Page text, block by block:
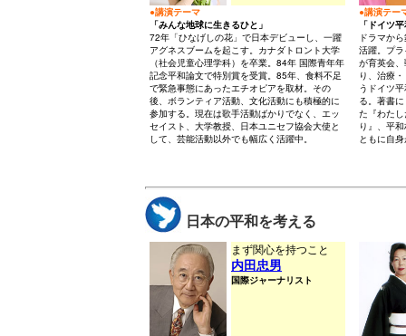
●講演テーマ
「みんな地球に生きるひと」
72年「ひなげしの花」で日本デビューし、一躍
アグネスブームを起こす。カナダトロント大学
（社会児童心理学科）を卒業。84年 国際青年年
記念平和論文で特別賞を受賞。85年、食料不足
で緊急事態にあったエチオピアを取材。その
後、ボランティア活動、文化活動にも積極的に
参加する。現在は歌手活動ばかりでなく、エッ
セイスト、大学教授、日本ユニセフ協会大使と
して、芸能活動以外でも幅広く活躍中。
●講演テー
「ドイツ
ドラマか
活躍。プ
が育英会
り、治療
うドイツ
る。著書
た『わた
り』、平
ともに自
日本の平和を考える
まず関心を持つこと
内田忠男
国際ジャーナリスト